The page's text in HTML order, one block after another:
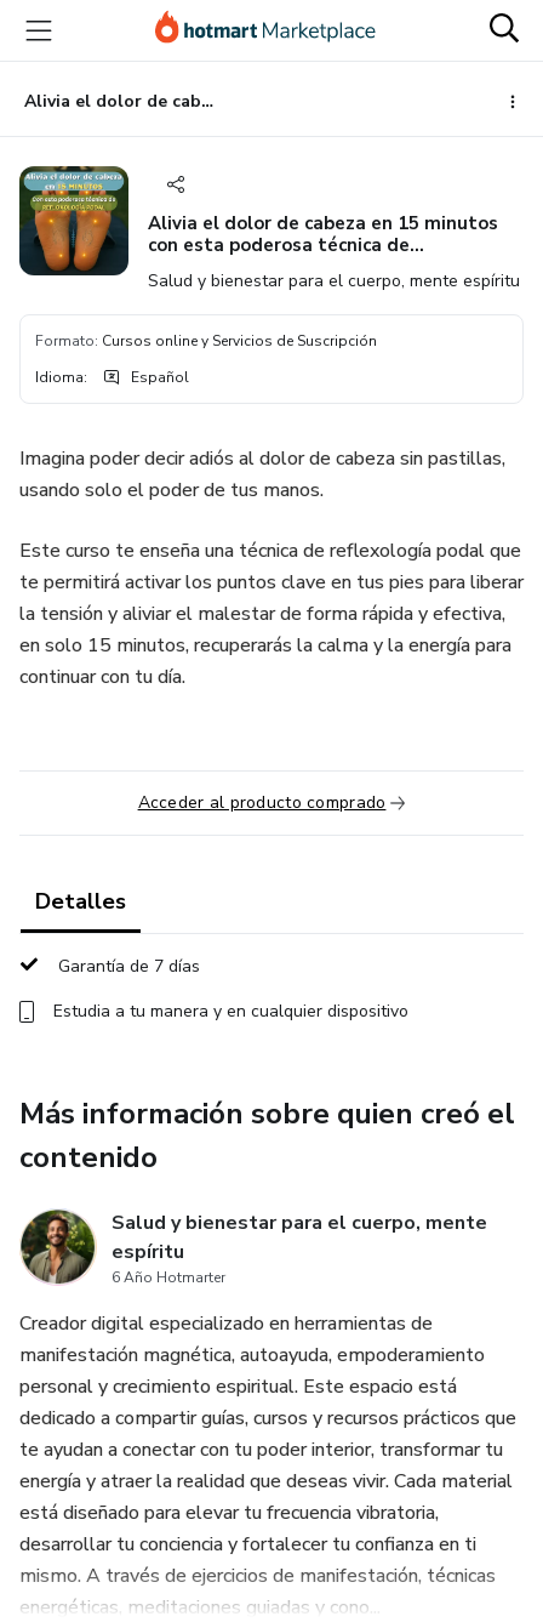
principal
página
de
página
Alivia el dolor de cabeza en 15 minutos con esta poderosa técnica de Reflexología Podal
Alivia el dolor de cabeza en 15 minutos
con esta poderosa técnica de
Salud y bienestar para el cuerpo, mente espíritu
Formato: Cursos online y Servicios de Suscripción
Idioma: Español
Imagina poder decir adiós al dolor de cabeza sin pastillas,
usando solo el poder de tus manos.
Este curso te enseña una técnica de reflexología podal que
te permitirá activar los puntos clave en tus pies para liberar
la tensión y aliviar el malestar de forma rápida y efectiva,
en solo 15 minutos, recuperarás la calma y la energía para
continuar con tu día.
Acceder al producto comprado
Detalles
Garantía de 7 días
Estudia a tu manera y en cualquier dispositivo
Más información sobre quien creó el
contenido
Salud y bienestar para el cuerpo, mente
espíritu
6 Año Hotmarter
Creador digital especializado en herramientas de
manifestación magnética, autoayuda, empoderamiento
personal y crecimiento espiritual. Este espacio está
dedicado a compartir guías, cursos y recursos prácticos que
te ayudan a conectar con tu poder interior, transformar tu
energía y atraer la realidad que deseas vivir. Cada material
está diseñado para elevar tu frecuencia vibratoria,
desarrollar tu conciencia y fortalecer tu confianza en ti
mismo. A través de ejercicios de manifestación, técnicas
energéticas, meditaciones guiadas y cono...